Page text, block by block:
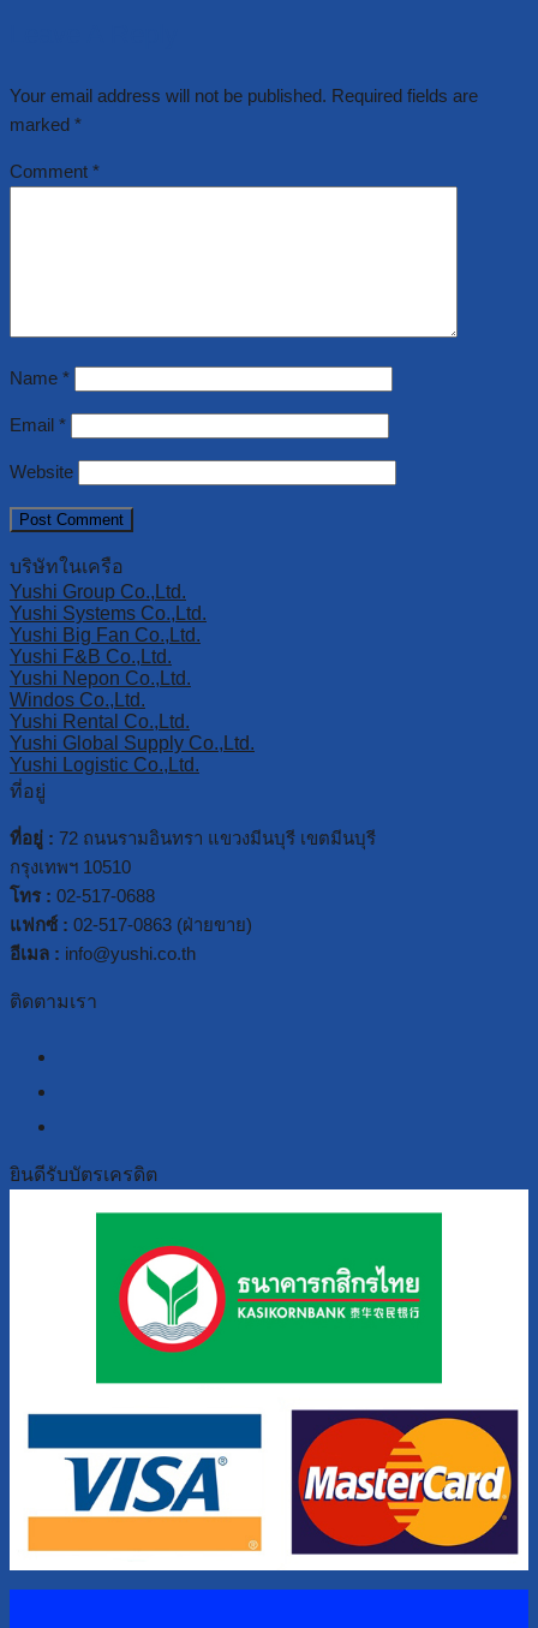
Your email address will not be published. Required fields are
marked *
Comment *
Name *
Email *
Website
บริษัทในเครือ
Yushi Group Co.,Ltd.
Yushi Systems Co.,Ltd.
Yushi Big Fan Co.,Ltd.
Yushi F&B Co.,Ltd.
Yushi Nepon Co.,Ltd.
Windos Co.,Ltd.
Yushi Rental Co.,Ltd.
Yushi Global Supply Co.,Ltd.
Yushi Logistic Co.,Ltd.
ที่อยู่
ที่อยู่ : 72 ถนนรามอินทรา แขวงมีนบุรี เขตมีนบุรี
กรุงเทพฯ 10510
โทร : 02-517-0688
แฟกซ์ : 02-517-0863 (ฝ่ายขาย)
อีเมล : info@yushi.co.th
ติดตามเรา
ยินดีรับบัตรเครดิต